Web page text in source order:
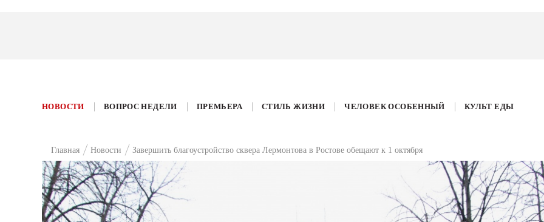
НОВОСТИ ВОПРОС НЕДЕЛИ ПРЕМЬЕРА СТИЛЬ ЖИЗНИ ЧЕЛОВЕК ОСОБЕННЫЙ КУЛЬТ ЕДЫ
Главная Новости Завершить благоустройство сквера Лермонтова в Ростове обещают к 1 октября